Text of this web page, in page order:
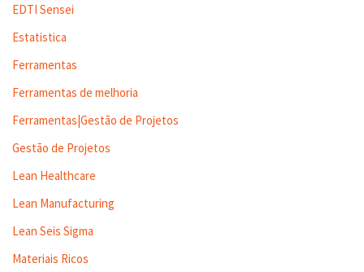
EDTI Sensei
Estatistica
Ferramentas
Ferramentas de melhoria
Ferramentas|Gestão de Projetos
Gestão de Projetos
Lean Healthcare
Lean Manufacturing
Lean Seis Sigma
Materiais Ricos